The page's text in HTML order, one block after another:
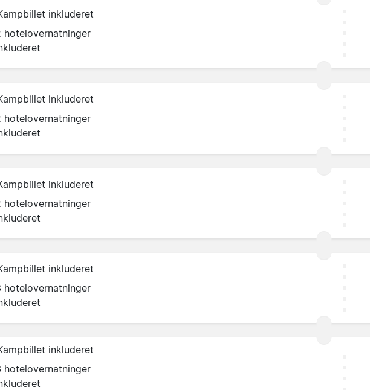
inkluderet
hotelovernatninger
inkluderet
hotelovernatninger
inkluderet
hotelovernatninger
inkluderet
hotelovernatninger
inkluderet
hotelovernatninger